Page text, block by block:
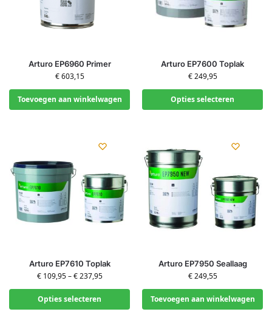
Arturo EP6960 Primer
€603,15
Toevoegen aan winkelwagen
Arturo EP7600 Toplak
€249,95
Opties selecteren
Arturo EP7610 Toplak
€109,95–€237,95
Opties selecteren
Arturo EP7950 Seallaag
€249,55
Toevoegen aan winkelwagen